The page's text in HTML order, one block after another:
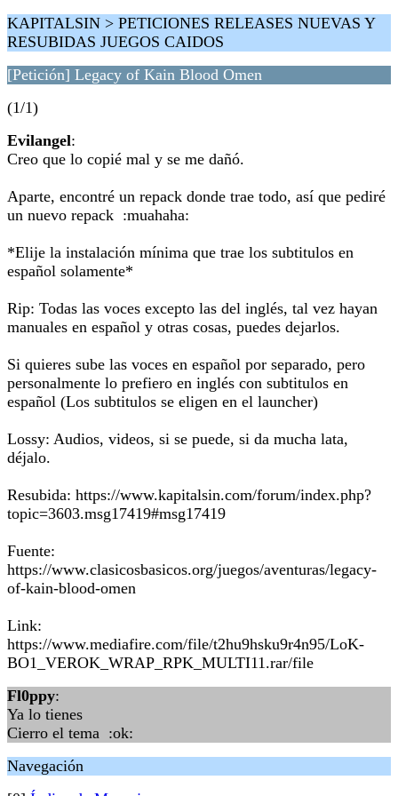
KAPITALSIN > PETICIONES RELEASES NUEVAS Y
RESUBIDAS JUEGOS CAIDOS
[Petición] Legacy of Kain Blood Omen
(1/1)
Evilangel:
Creo que lo copié mal y se me dañó.
Aparte, encontré un repack donde trae todo, así que pediré
un nuevo repack :muahaha:
*Elije la instalación mínima que trae los subtitulos en
español solamente*
Rip: Todas las voces excepto las del inglés, tal vez hayan
manuales en español y otras cosas, puedes dejarlos.
Si quieres sube las voces en español por separado, pero
personalmente lo prefiero en inglés con subtitulos en
español (Los subtitulos se eligen en el launcher)
Lossy: Audios, videos, si se puede, si da mucha lata,
déjalo.
Resubida: https://www.kapitalsin.com/forum/index.php?
topic=3603.msg17419#msg17419
Fuente:
https://www.clasicosbasicos.org/juegos/aventuras/legacy-
of-kain-blood-omen
Link:
https://www.mediafire.com/file/t2hu9hsku9r4n95/LoK-
BO1_VEROK_WRAP_RPK_MULTI11.rar/file
Fl0ppy:
Ya lo tienes
Cierro el tema :ok:
Navegación